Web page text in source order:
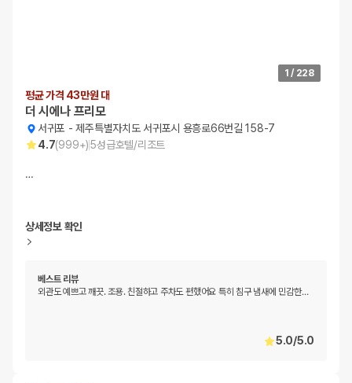
1 / 228
평균 가격 43만원 대
더 시에나 프리모
서귀포 -제주특별자치도 서귀포시 용흥로66번길 158-7
4.7(999+)5성급호텔/리조트
…
상세정보 확인
베스트 리뷰
외관도 예쁘고 깨끗. 조용. 친절하고 주차도 편했어요 특히 침구 냄새에 민감한…
5.0/5.0